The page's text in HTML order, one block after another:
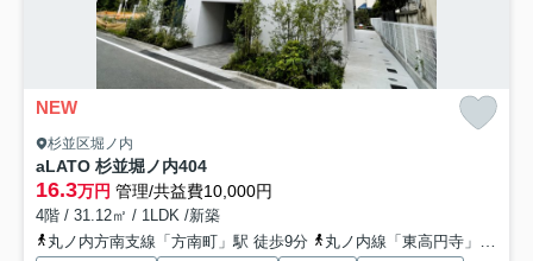
NEW
杉並区堀ノ内
aLATO 杉並堀ノ内404
16.3万円 管理/共益費10,000円
4階 / 31.12㎡ / 1LDK /新築
丸ノ内方南支線「方南町」駅 徒歩9分
丸ノ内線「東高円寺」駅 徒歩18分